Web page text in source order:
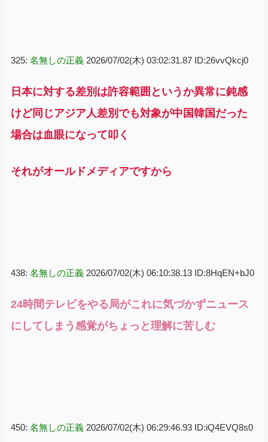
325: 名無しの正義 2026/07/02(木) 03:02:31.87 ID:26vvQkcj0
日本に対する差別は許容範囲というか異常に鈍感
けど同じアジア人差別でも対象が中国韓国だった
場合は血眼になって叩く
それがオールドメディアですから
438: 名無しの正義 2026/07/02(木) 06:10:38.13 ID:8HqEN+bJ0
24時間テレビをやる局がこれに気づかずニュース
にしてしまう感覚がちょっと理解に苦しむ
450: 名無しの正義 2026/07/02(木) 06:29:46.93 ID:iQ4EVQ8s0